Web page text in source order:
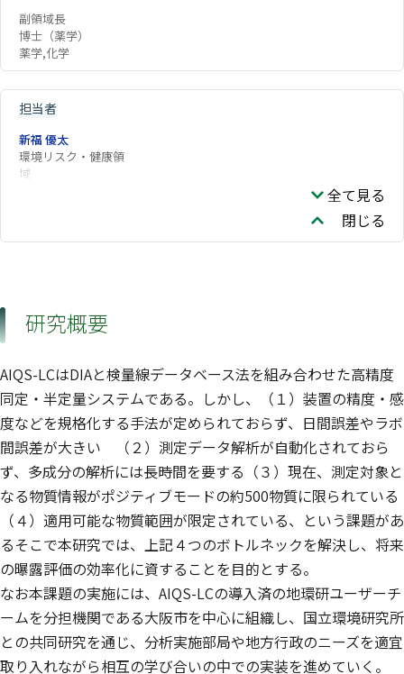
副領域長
博士（薬学）
薬学,化学
担当者
新福 優太
環境リスク・健康領
域
全て見る
閉じる
研究概要
AIQS-LCはDIAと検量線データベース法を組み合わせた高精度
同定・半定量システムである。しかし、（１）装置の精度・感
度などを規格化する手法が定められておらず、日間誤差やラボ
間誤差が大きい （２）測定データ解析が自動化されておら
ず、多成分の解析には長時間を要する（３）現在、測定対象と
なる物質情報がポジティブモードの約500物質に限られている
（４）適用可能な物質範囲が限定されている、という課題があ
るそこで本研究では、上記４つのボトルネックを解決し、将来
の曝露評価の効率化に資することを目的とする。
なお本課題の実施には、AIQS-LCの導入済の地環研ユーザーチ
ームを分担機関である大阪市を中心に組織し、国立環境研究所
との共同研究を通じ、分析実施部局や地方行政のニーズを適宜
取り入れながら相互の学び合いの中での実装を進めていく。